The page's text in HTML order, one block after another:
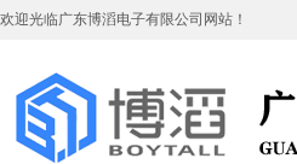
欢迎光临广东博滔电子有限公司 网站！